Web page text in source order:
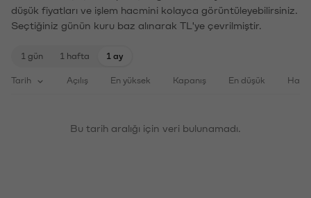
düşük fiyatları ve işlem hacmini kolayca görüntüleyebilirsiniz.
Seçtiğiniz günün kuru baz alınarak TL'ye çevrilmiştir.
1 gün 1 hafta 1 ay
Tarih Açılış En yüksek Kapanış En düşük
Bu tarih aralığı için veri bulunamadı.